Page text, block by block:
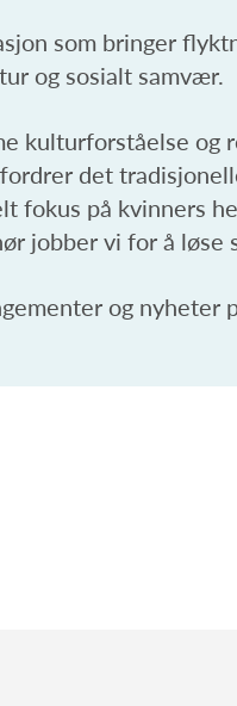
som bringer
og sosialt samvær.
kulturforståelse
det
fokus på kvinners
jobber vi for å
og nyheter